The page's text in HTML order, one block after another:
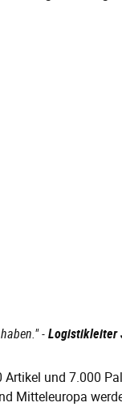
-Logistikleiter
und 7.000
Mitteleuropa